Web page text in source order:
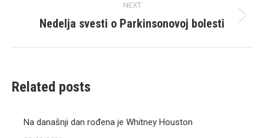
NEXT
Next
Nedelja svesti o Parkinsonovoj bolesti
Related posts
Na današnji dan rođena je Whitney Houston